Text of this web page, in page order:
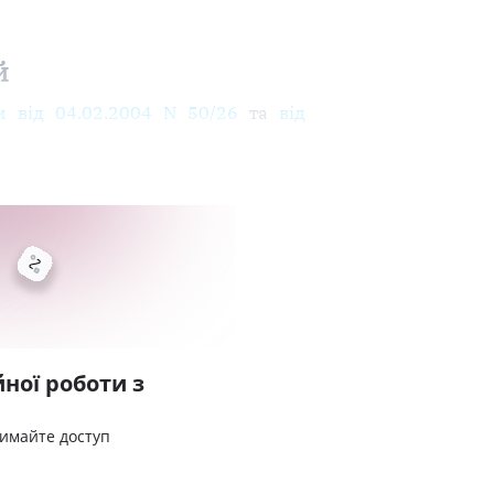
від 04.02.2004 N 50/26 та від
роботи з
доступ